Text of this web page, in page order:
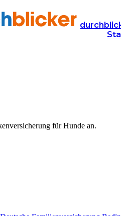
hundeversicherung
für Hunde an.